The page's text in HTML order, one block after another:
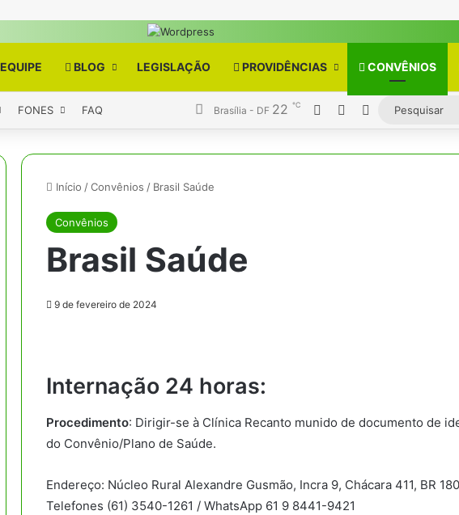
EQUIPE BLOG LEGISLAÇÃO PROVIDÊNCIAS CONVÊNIOS
FONES FAQ Brasília - DF 22 ℃ Entrar Barra Lateral
Switch skin
Início /Convênios / Brasil Saúde
Convênios
Brasil Saúde
9 de fevereiro de 2024
Internação 24 horas:
Procedimento: Dirigir-se à Clínica Recanto munido de documento de
do Convênio/Plano de Saúde.
Endereço: Núcleo Rural Alexandre Gusmão, Incra 9, Chácara 411, BR
Telefones (61) 3540-1261 / WhatsApp 61 9 8441-9421